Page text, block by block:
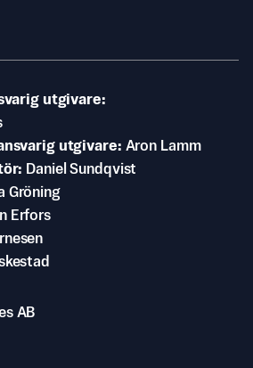
utgivare
utgivare Aron Lamm
Daniel Sundqvist
Gröning
Erfors
AB